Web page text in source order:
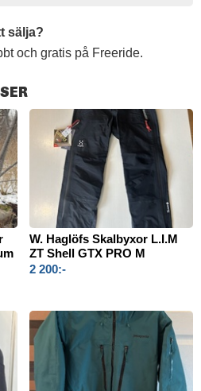
sälja?
och gratis på Freeride.
W. Haglöfs Skalbyxor L.I.M
ZT Shell GTX PRO M
2 200:-